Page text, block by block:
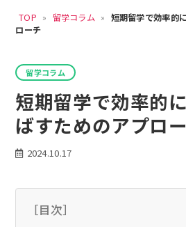
学・
TOP » 留学コラム » 短期留学で効率的
ローチ
リ
ー
留学コラム
短期留学で効率的
ばすためのアプロ
2024.10.17
［目次］